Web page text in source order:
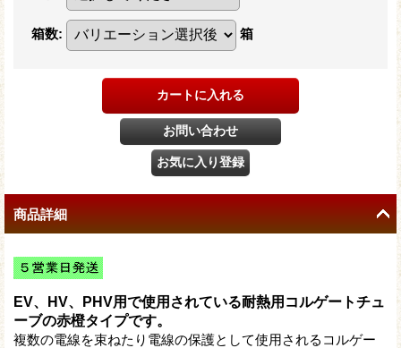
箱数: 箱
商品詳細
EV、HV、PHV用で使用されている耐熱用コルゲートチュ
ーブの赤橙タイプです。
複数の電線を束ねたり電線の保護として使用されるコルゲー